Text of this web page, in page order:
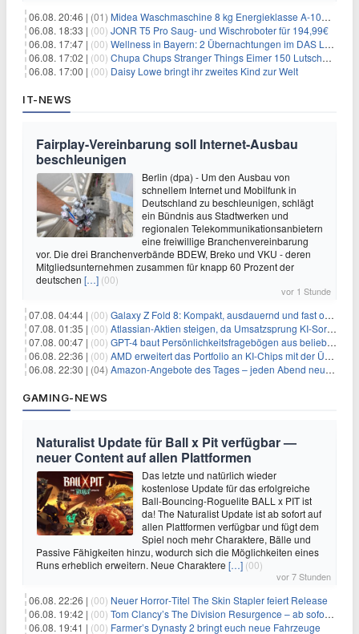
06.08. 20:46 | (01) Midea Waschmaschine 8 kg Energieklasse A-10% 1400 U/Min für 289,97€
06.08. 18:33 | (00) JONR T5 Pro Saug- und Wischroboter für 194,99€
06.08. 17:47 | (00) Wellness in Bayern: 2 Übernachtungen im DAS LUDWIG Sports Resort inkl. HP + Wellness ab 174€ p.P.
06.08. 17:02 | (00) Chupa Chups Stranger Things Eimer 150 Lutscher für 21,95€
06.08. 17:00 | (00) Daisy Lowe bringt ihr zweites Kind zur Welt
IT-NEWS
Fairplay-Vereinbarung soll Internet-Ausbau
beschleunigen
Berlin (dpa) - Um den Ausbau von
schnellem Internet und Mobilfunk in
Deutschland zu beschleunigen, schlägt
ein Bündnis aus Stadtwerken und
regionalen Telekommunikationsanbietern
eine freiwillige Branchenvereinbarung
vor. Die drei Branchenverbände BDEW, Breko und VKU - deren
Mitgliedsunternehmen zusammen für knapp 60 Prozent der
deutschen […] (00)
vor 1 Stunde
07.08. 04:44 | (00) Galaxy Z Fold 8: Kompakt, ausdauernd und fast ohne Falte
07.08. 01:35 | (00) Atlassian-Aktien steigen, da Umsatzsprung KI-Sorgen dämpft
07.08. 00:47 | (00) GPT-4 baut Persönlichkeitsfragebögen aus beliebigen Texten und sagt Antworten voraus
06.08. 22:36 | (00) AMD erweitert das Portfolio an KI-Chips mit der Übernahme von Taalas
06.08. 22:30 | (04) Amazon-Angebote des Tages – jeden Abend neue Deals zum Stöbern
GAMING-NEWS
Naturalist Update für Ball x Pit verfügbar —
neuer Content auf allen Plattformen
Das letzte und natürlich wieder
kostenlose Update für das erfolgreiche
Ball-Bouncing-Roguelite BALL x PIT ist
da! The Naturalist Update ist ab sofort auf
allen Plattformen verfügbar und fügt dem
Spiel noch mehr Charaktere, Bälle und
Passive Fähigkeiten hinzu, wodurch sich die Möglichkeiten eines
Runs erheblich erweitern. Neue Charaktere […] (00)
vor 7 Stunden
06.08. 22:26 | (00) Neuer Horror‑Titel The Skin Stapler feiert Release
06.08. 19:42 | (00) Tom Clancy’s The Division Resurgence – ab sofort für euch verfügbar
06.08. 19:41 | (00) Farmer’s Dynasty 2 bringt euch neue Fahrzeuge